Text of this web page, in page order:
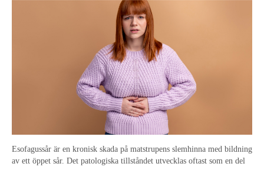
Esofagussår är en kronisk skada på matstrupens slemhinna med bildning
av ett öppet sår. Det patologiska tillståndet utvecklas oftast som en del